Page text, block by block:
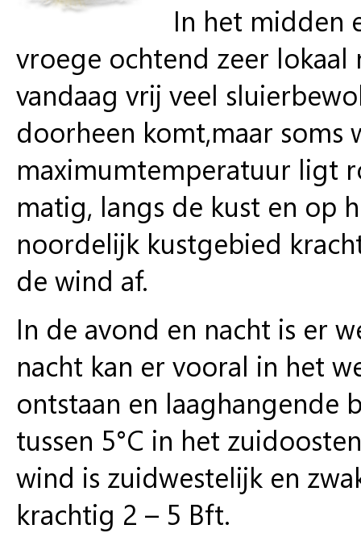
In het midden
vroege ochtend zeer
vandaag vrij veel
doorheen komt,maar
maximumtemperatuur ligt
matig, langs de kust en op
noordelijk kustgebied
de wind af.
In de avond en nacht is er
nacht kan er vooral in het
ontstaan en
tussen 5°C in het
wind is zuidwestelijk en
krachtig 2 – 5 Bft.